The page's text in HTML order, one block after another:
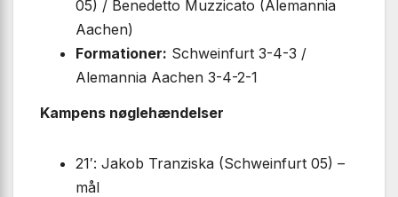
05) / Benedetto Muzzicato (Alemannia
Aachen)
Formationer: Schweinfurt 3-4-3 /
Alemannia Aachen 3-4-2-1
Kampens nøglehændelser
21′: Jakob Tranziska (Schweinfurt 05) –
mål